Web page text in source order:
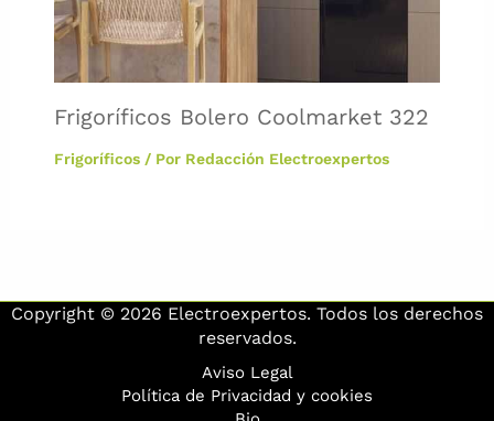
Frigoríficos Bolero Coolmarket 322
Frigoríficos/ Por Redacción Electroexpertos
Copyright © 2026 Electroexpertos. Todos los derechos
reservados.
Aviso Legal
Política de Privacidad y cookies